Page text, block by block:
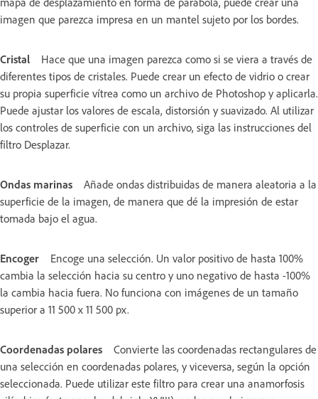
imagen que parezca impresa en un mantel sujeto por los bordes.
Cristal
Hace que una imagen parezca como si se viera a través de
diferentes tipos de cristales. Puede crear un efecto de vidrio o crear
su propia superficie vítrea como un archivo de Photoshop y aplicarla.
Puede ajustar los valores de escala, distorsión y suavizado. Al utilizar
los controles de superficie con un archivo, siga las instrucciones del
filtro Desplazar.
Ondas marinas
Añade ondas distribuidas de manera aleatoria a la
superficie de la imagen, de manera que dé la impresión de estar
tomada bajo el agua.
Encoger
Encoge una selección. Un valor positivo de hasta 100%
cambia la selección hacia su centro y uno negativo de hasta -100%
la cambia hacia fuera. No funciona con imágenes de un tamaño
superior a 11 500 x 11 500 px.
Coordenadas polares
Convierte las coordenadas rectangulares de
una selección en coordenadas polares, y viceversa, según la opción
seleccionada. Puede utilizar este filtro para crear una anamorfosis